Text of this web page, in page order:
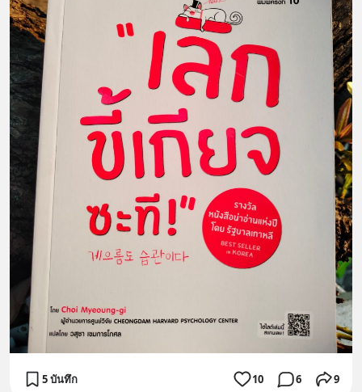
5 บันทึก 10 6 9